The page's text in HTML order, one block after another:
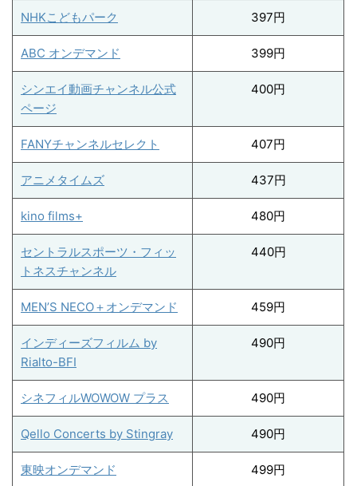
NHKこどもパーク 397円
ABC オンデマンド 399円
シンエイ動画チャンネル公式
ページ
400円
FANYチャンネルセレクト 407円
アニメタイムズ 437円
kino films+ 480円
セントラルスポーツ・フィッ
トネスチャンネル
440円
MEN’S NECO＋オンデマンド 459円
インディーズフィルム by
Rialto-BFI
490円
シネフィルWOWOW プラス 490円
Qello Concerts by Stingray 490円
東映オンデマンド 499円